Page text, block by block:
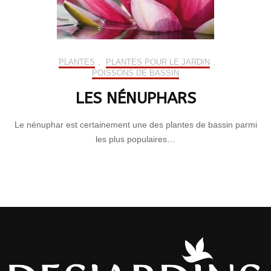
PLANTES , PLANTES POUR LE JARDIN ,
POISSONS DE BASSIN
LES NÉNUPHARS
Le nénuphar est certainement une des plantes de bassin parmi
les plus populaires…